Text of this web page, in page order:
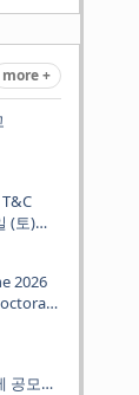
more +
(토)
2026
공모